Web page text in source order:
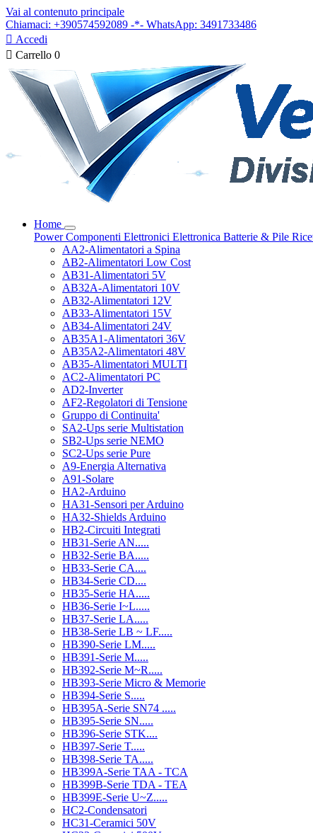
Vai al contenuto principale
Chiamaci: +390574592089 -*- WhatsApp: 3491733486
 Accedi
 Carrello 0
Home
PowerComponenti Elettronici Elettronica Batterie & Pile
AA2-Alimentatori a Spina
AB2-Alimentatori Low Cost
AB31-Alimentatori 5V
AB32A-Alimentatori 10V
AB32-Alimentatori 12V
AB33-Alimentatori 15V
AB34-Alimentatori 24V
AB35A1-Alimentatori 36V
AB35A2-Alimentatori 48V
AB35-Alimentatori MULTI
AC2-Alimentatori PC
AD2-Inverter
AF2-Regolatori di Tensione
Gruppo di Continuita'
SA2-Ups serie Multistation
SB2-Ups serie NEMO
SC2-Ups serie Pure
A9-Energia Alternativa
A91-Solare
HA2-Arduino
HA31-Sensori per Arduino
HA32-Shields Arduino
HB2-Circuiti Integrati
HB31-Serie AN.....
HB32-Serie BA.....
HB33-Serie CA....
HB34-Serie CD....
HB35-Serie HA.....
HB36-Serie I~L.....
HB37-Serie LA.....
HB38-Serie LB ~ LF.....
HB390-Serie LM.....
HB391-Serie M.....
HB392-Serie M~R.....
HB393-Serie Micro & Memorie
HB394-Serie S.....
HB395A-Serie SN74 .....
HB395-Serie SN.....
HB396-Serie STK....
HB397-Serie T.....
HB398-Serie TA.....
HB399A-Serie TAA - TCA
HB399B-Serie TDA - TEA
HB399E-Serie U~Z.....
HC2-Condensatori
HC31-Ceramici 50V